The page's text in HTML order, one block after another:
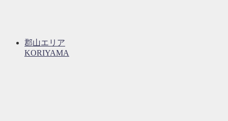
郡山エリア
KORIYAMA